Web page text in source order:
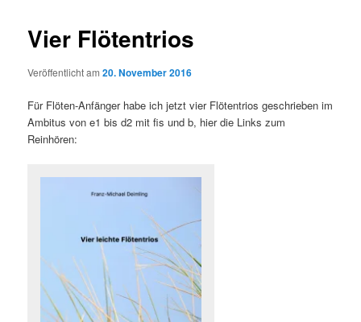
Vier Flötentrios
Veröffentlicht am20. November 2016
Für Flöten-Anfänger habe ich jetzt vier Flötentrios geschrieben im
Ambitus von e1 bis d2 mit fis und b, hier die Links zum
Reinhören: